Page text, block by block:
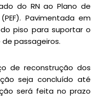
do RN ao Plano de
Pavimentada em
piso para suportar o
passageiros.
de reconstrução dos
seja concluído até
será feita no prazo